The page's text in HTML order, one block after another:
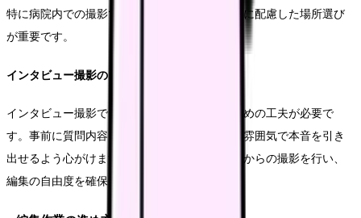
特に病院内での撮影では、患者のプライバシーに配慮した場所選び
が重要です。
インタビュー撮影のコツ
インタビュー撮影では、話者の緊張をほぐすための工夫が必要で
す。事前に質問内容を共有し、リラックスした雰囲気で本音を引き
出せるよう心がけます。また、複数のアングルからの撮影を行い、
編集の自由度を確保します。